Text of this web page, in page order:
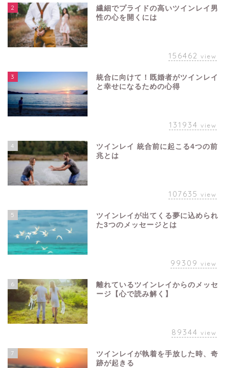
2
繊細でプライドの高いツインレイ男
性の心を開くには
156462 view
3
統合に向けて！既婚者がツインレイ
と幸せになるための心得
131934 view
4
ツインレイ 統合前に起こる4つの前
兆とは
107635 view
5
ツインレイが出てくる夢に込められ
た3つのメッセージとは
99309 view
6
離れているツインレイからのメッセ
ージ【心で読み解く】
89344 view
7
ツインレイが執着を手放した時、奇
跡が起きる